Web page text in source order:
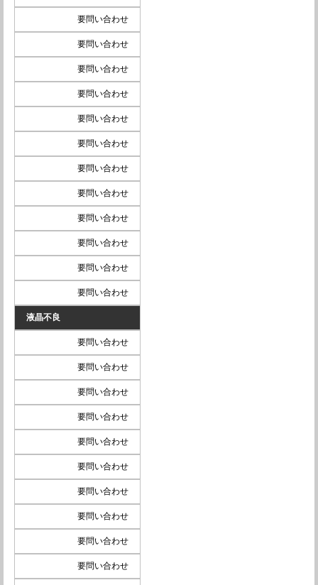
要問い合わせ
要問い合わせ
要問い合わせ
要問い合わせ
要問い合わせ
要問い合わせ
要問い合わせ
要問い合わせ
要問い合わせ
要問い合わせ
要問い合わせ
要問い合わせ
液晶不良
要問い合わせ
要問い合わせ
要問い合わせ
要問い合わせ
要問い合わせ
要問い合わせ
要問い合わせ
要問い合わせ
要問い合わせ
要問い合わせ